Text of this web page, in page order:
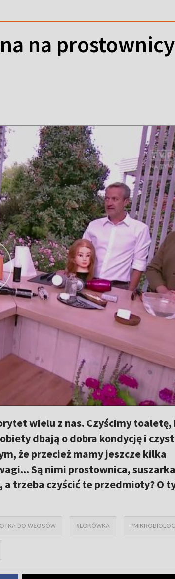
na
wielu z nas. Czyścimy toaletę,
dbają o dobra kondycję i
że przecież mamy jeszcze kilka
Są nimi prostownica,
a trzeba czyścić te przedmioty? O
DO WŁOSÓW #LOKÓWKA #MIKROBIOLOG